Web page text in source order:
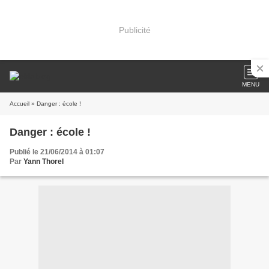
Publicité
MENU
Accueil » Danger : école !
Danger : école !
Publié le 21/06/2014 à 01:07
Par Yann Thorel